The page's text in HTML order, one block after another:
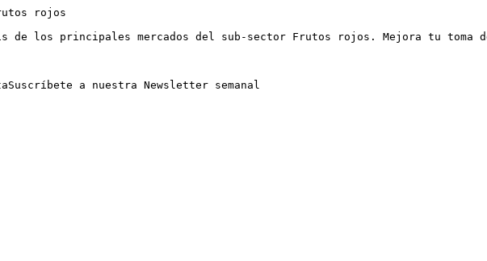
rojos
los principales mercados del sub-sector Frutos rojos. Mejora tu toma
a nuestra Newsletter semanal